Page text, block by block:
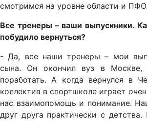
смотримся на уровне области и ПФО.
Все тренеры – ваши выпускники.
побудило вернуться?
- Да, все наши тренеры – мои
сына. Он окончил вуз в Москве,
поработать. А когда вернулся в
коллектив в спортшколе играет
нас взаимопомощь и понимание.
друг друга практически с детства.